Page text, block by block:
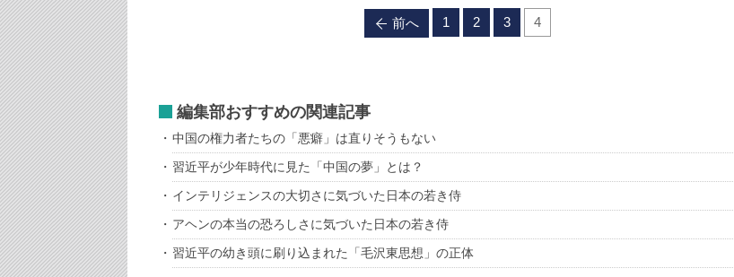
前へ 1 2 3 4
編集部おすすめの関連記事
中国の権力者たちの「悪癖」は直りそうもない
習近平が少年時代に見た「中国の夢」とは？
インテリジェンスの大切さに気づいた日本の若き侍
アヘンの本当の恐ろしさに気づいた日本の若き侍
習近平の幼き頭に刷り込まれた「毛沢東思想」の正体